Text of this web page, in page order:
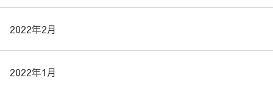
2022年2月
2022年1月